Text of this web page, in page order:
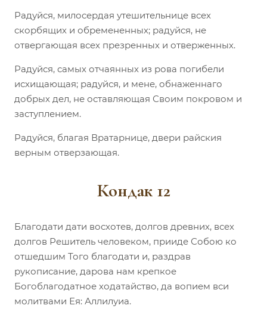
Радуйся, милосердая утешительнице всех
скорбящих и обремененных; радуйся, не
отвергающая всех презренных и отверженных.
Радуйся, самых отчаянных из рова погибели
исхищающая; радуйся, и мене, обнаженнаго
добрых дел, не оставляющая Своим покровом и
заступлением.
Радуйся, благая Вратарнице, двери райския
верным отверзающая.
Кондак 12
Благодати дати восхотев, долгов древних, всех
долгов Решитель человеком, прииде Собою ко
отшедшим Того благодати и, раздрав
рукописание, дарова нам крепкое
Богоблагодатное ходатайство, да вопием вси
молитвами Ея: Аллилуиа.